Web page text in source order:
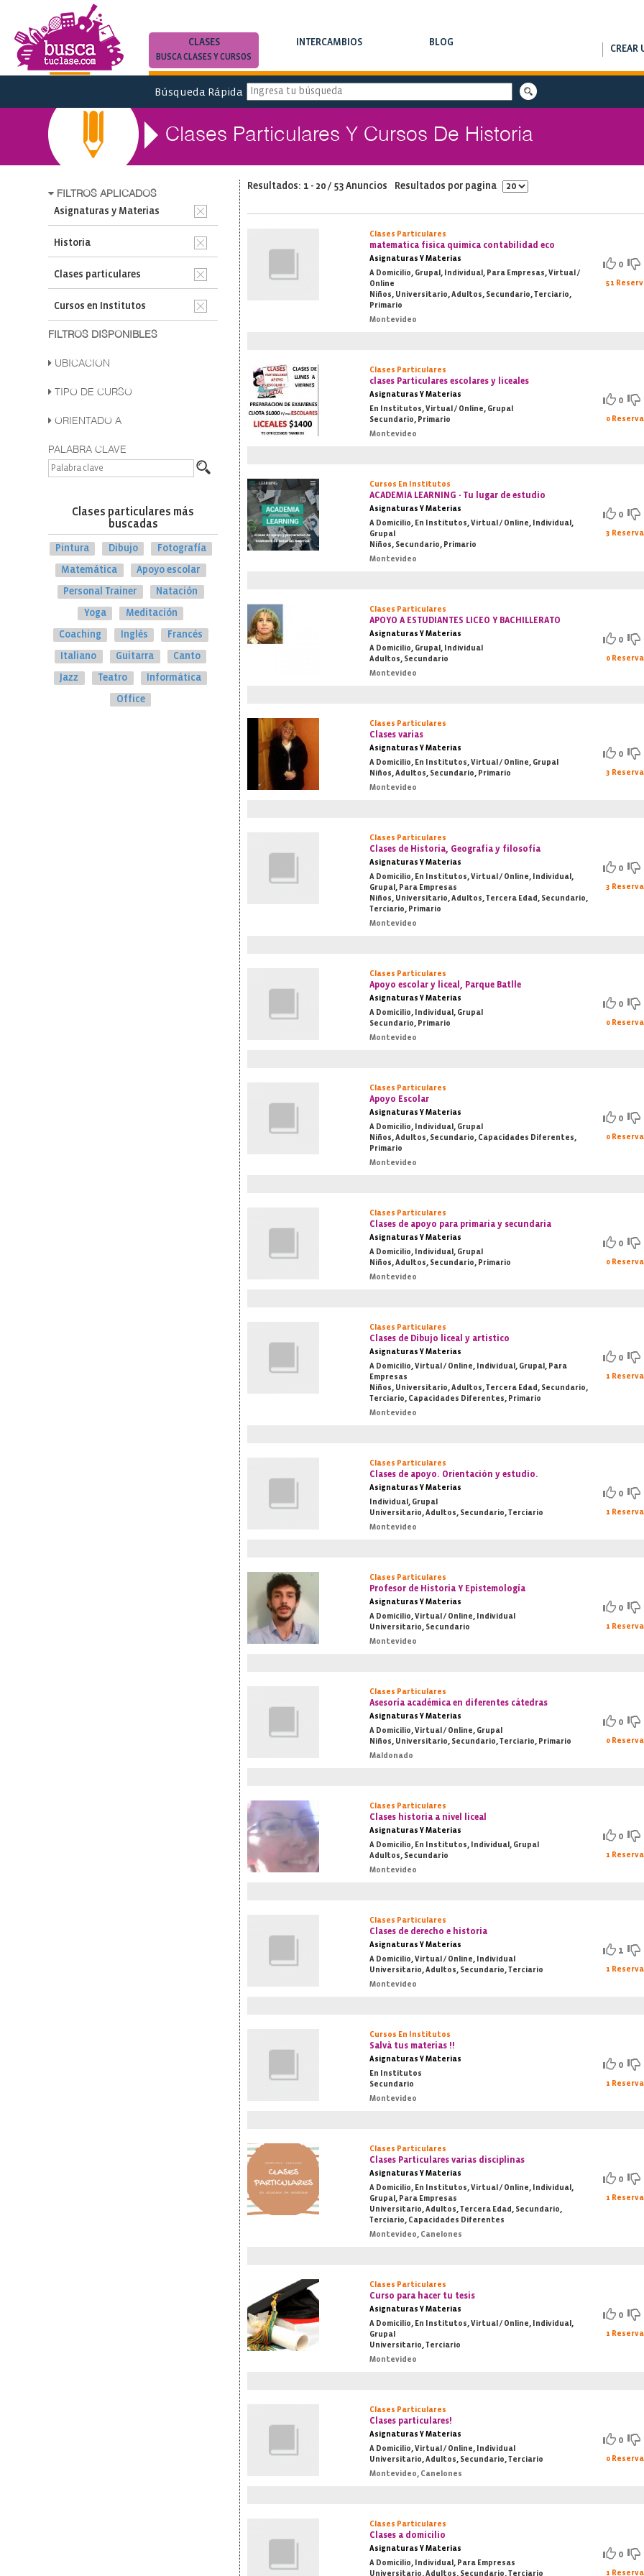
CLASES
BUSCA CLASES Y CURSOS
INTERCAMBIOS BLOG
CREAR
Búsqueda Rápida
Clases Particulares Y Cursos De Historia
FILTROS APLICADOS
Asignaturas y Materias
Historia
Clases particulares
Cursos en Institutos
FILTROS DISPONIBLES
UBICACION
TIPO DE CURSO
ORIENTADO A
PALABRA CLAVE
Clases particulares más
buscadas
Pintura Dibujo Fotografía
Matemática Apoyo escolar
Personal Trainer Natación
Yoga Meditación
Coaching Inglés Francés
Italiano Guitarra Canto
Jazz Teatro Informática
Office
Resultados: 1 - 20 / 53 Anuncios Resultados por pagina
Clases Particulares
matematica fisica quimica contabilidad eco
Asignaturas Y Materias
A Domicilio, Grupal, Individual, Para Empresas, Virtual /
Online
Niños, Universitario, Adultos, Secundario, Terciario,
Primario
Montevideo
0
51
Clases Particulares
clases Particulares escolares y liceales
Asignaturas Y Materias
En Institutos, Virtual / Online, Grupal
Secundario, Primario
Montevideo
0
0
Cursos En Institutos
ACADEMIA LEARNING - Tu lugar de estudio
Asignaturas Y Materias
A Domicilio, En Institutos, Virtual / Online, Individual,
Grupal
Niños, Secundario, Primario
Montevideo
0
3
Clases Particulares
APOYO A ESTUDIANTES LICEO Y BACHILLERATO
Asignaturas Y Materias
A Domicilio, Grupal, Individual
Adultos, Secundario
Montevideo
0
0
Clases Particulares
Clases varias
Asignaturas Y Materias
A Domicilio, En Institutos, Virtual / Online, Grupal
Niños, Adultos, Secundario, Primario
Montevideo
0
3
Clases Particulares
Clases de Historia, Geografía y filosofía
Asignaturas Y Materias
A Domicilio, En Institutos, Virtual / Online, Individual,
Grupal, Para Empresas
Niños, Universitario, Adultos, Tercera Edad, Secundario,
Terciario, Primario
Montevideo
0
3
Clases Particulares
Apoyo escolar y liceal, Parque Batlle
Asignaturas Y Materias
A Domicilio, Individual, Grupal
Secundario, Primario
Montevideo
0
0
Clases Particulares
Apoyo Escolar
Asignaturas Y Materias
A Domicilio, Individual, Grupal
Niños, Adultos, Secundario, Capacidades Diferentes,
Primario
Montevideo
0
0
Clases Particulares
Clases de apoyo para primaria y secundaria
Asignaturas Y Materias
A Domicilio, Individual, Grupal
Niños, Adultos, Secundario, Primario
Montevideo
0
0
Clases Particulares
Clases de Dibujo liceal y artistico
Asignaturas Y Materias
A Domicilio, Virtual / Online, Individual, Grupal, Para
Empresas
Niños, Universitario, Adultos, Tercera Edad, Secundario,
Terciario, Capacidades Diferentes, Primario
Montevideo
0
1
Clases Particulares
Clases de apoyo. Orientación y estudio.
Asignaturas Y Materias
Individual, Grupal
Universitario, Adultos, Secundario, Terciario
Montevideo
0
1
Clases Particulares
Profesor de Historia Y Epistemología
Asignaturas Y Materias
A Domicilio, Virtual / Online, Individual
Universitario, Secundario
Montevideo
0
1
Clases Particulares
Asesoría académica en diferentes cátedras
Asignaturas Y Materias
A Domicilio, Virtual / Online, Grupal
Niños, Universitario, Secundario, Terciario, Primario
Maldonado
0
0
Clases Particulares
Clases historia a nivel liceal
Asignaturas Y Materias
A Domicilio, En Institutos, Individual, Grupal
Adultos, Secundario
Montevideo
0
1
Clases Particulares
Clases de derecho e historia
Asignaturas Y Materias
A Domicilio, Virtual / Online, Individual
Universitario, Adultos, Secundario, Terciario
Montevideo
1
1
Cursos En Institutos
Salvà tus materias !!
Asignaturas Y Materias
En Institutos
Secundario
Montevideo
0
1
Clases Particulares
Clases Particulares varias disciplinas
Asignaturas Y Materias
A Domicilio, En Institutos, Virtual / Online, Individual,
Grupal, Para Empresas
Universitario, Adultos, Tercera Edad, Secundario,
Terciario, Capacidades Diferentes
Montevideo, Canelones
0
1
Clases Particulares
Curso para hacer tu tesis
Asignaturas Y Materias
A Domicilio, En Institutos, Virtual / Online, Individual,
Grupal
Universitario, Terciario
Montevideo
0
1
Clases Particulares
Clases particulares!
Asignaturas Y Materias
A Domicilio, Virtual / Online, Individual
Universitario, Adultos, Secundario, Terciario
Montevideo, Canelones
0
0
Clases Particulares
Clases a domicilio
Asignaturas Y Materias
A Domicilio, Individual, Para Empresas
Universitario, Adultos, Secundario, Terciario
0
1